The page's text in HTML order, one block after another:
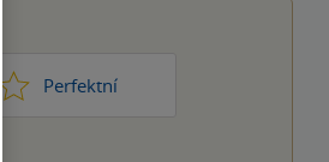
Perfektní